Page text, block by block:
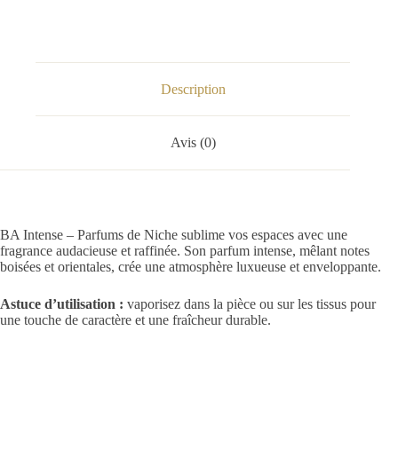
Description
Avis (0)
BA Intense – Parfums de Niche sublime vos espaces avec une
fragrance audacieuse et raffinée. Son parfum intense, mêlant notes
boisées et orientales, crée une atmosphère luxueuse et enveloppante.
Astuce d’utilisation : vaporisez dans la pièce ou sur les tissus pour
une touche de caractère et une fraîcheur durable.